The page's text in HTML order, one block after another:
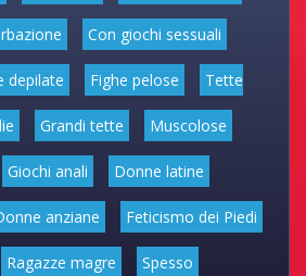
Con giochi sessuali
depilate Fighe pelose Tette
Grandi tette Muscolose
Giochi anali Donne latine
anziane Feticismo dei Piedi
Ragazze magre Spesso